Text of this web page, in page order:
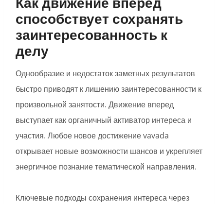
способствует сохранять
заинтересованность к
делу
Однообразие и недостаток заметных результатов
быстро приводят к лишению заинтересованности к
произвольной занятости. Движение вперед
выступает как органичный активатор интереса и
участия. Любое новое достижение vavada
открывает новые возможности шансов и укрепляет
энергичное познание тематической направления.
Ключевые подходы сохранения интереса через